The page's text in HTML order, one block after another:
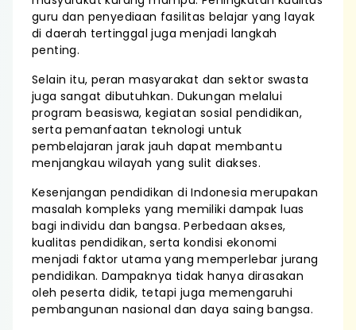
guru dan penyediaan fasilitas belajar yang layak
di daerah tertinggal juga menjadi langkah
penting.
Selain itu, peran masyarakat dan sektor swasta
juga sangat dibutuhkan. Dukungan melalui
program beasiswa, kegiatan sosial pendidikan,
serta pemanfaatan teknologi untuk
pembelajaran jarak jauh dapat membantu
menjangkau wilayah yang sulit diakses.
Kesenjangan pendidikan di Indonesia merupakan
masalah kompleks yang memiliki dampak luas
bagi individu dan bangsa. Perbedaan akses,
kualitas pendidikan, serta kondisi ekonomi
menjadi faktor utama yang memperlebar jurang
pendidikan. Dampaknya tidak hanya dirasakan
oleh peserta didik, tetapi juga memengaruhi
pembangunan nasional dan daya saing bangsa.